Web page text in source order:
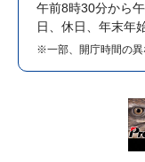
午前8時30分から
日、休日、年末年
※一部、開庁時間の異